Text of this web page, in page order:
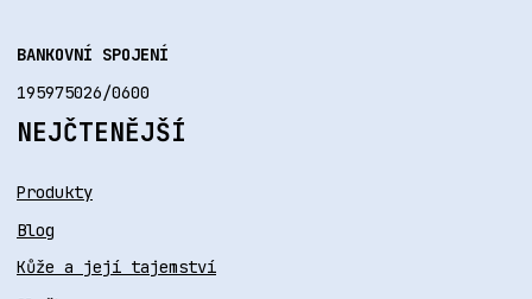
BANKOVNÍ SPOJENÍ
195975026/0600
NEJČTENĚJŠÍ
Produkty
Blog
Kůže a její tajemství